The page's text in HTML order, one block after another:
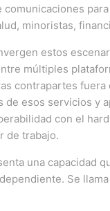
comunicaciones
minoristas,
estos
múltiples
contrapartes
de esos servicios y
con el
de trabajo.
una capacidad
Se llama